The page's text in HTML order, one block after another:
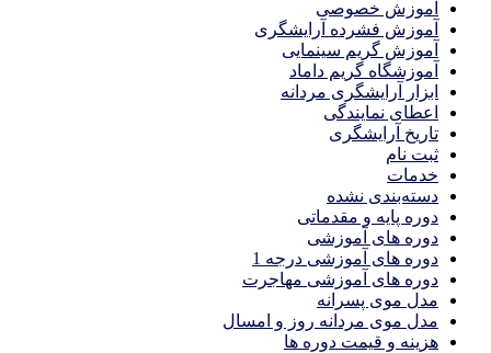
آموزش خصوصی
آموزش فشرده آرایشگری
آموزش گریم سینمایی
آموزشگاه گریم داماد
ابزار آرایشگری مردانه
اعطای نمایندگی
تاریخ آرایشگری
ثبت نام
خدمات
دسته‌بندی نشده
دوره پایه و مقدماتی
دوره های آموزشی
دوره های آموزشی درجه 1
دوره های آموزشی مهاجرت
مدل موی پسرانه
مدل موی مردانه روز و امسال
هزینه و قیمت دوره ها